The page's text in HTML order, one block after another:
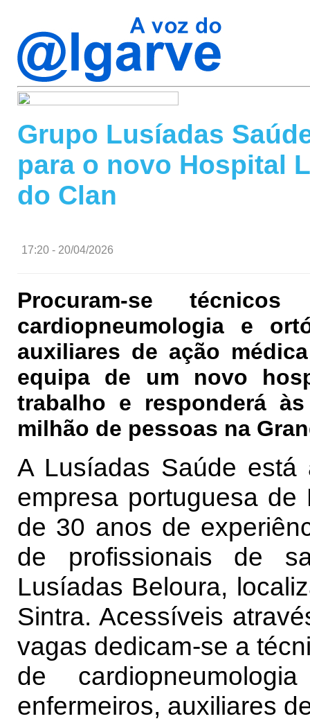
Grupo Lusíadas
para o novo Hospital
do Clan
17:20 - 20/04/2026
Procuram-se
cardiopneumologia e
auxiliares de ação
equipa de um novo
trabalho e responderá
milhão de pessoas na
A Lusíadas Saúde
empresa portuguesa
de 30 anos de
de profissionais de
Lusíadas Beloura,
Sintra. Acessíveis
vagas dedicam-se a
de
enfermeiros, auxiliares